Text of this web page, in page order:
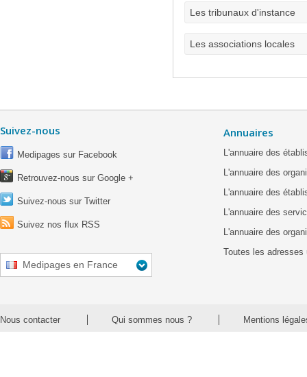
Les tribunaux d'instance
Les associations locales
Suivez-nous
Medipages sur Facebook
Retrouvez-nous sur Google +
Suivez-nous sur Twitter
Suivez nos flux RSS
Medipages en France
Annuaires
L'annuaire des
L'annuaire des
L'annuaire des
L'annuaire des
L'annuaire des
Toutes les adresses
Nous contacter Qui sommes nous ? Mentions